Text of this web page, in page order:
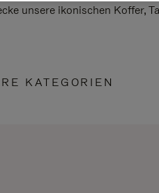
unsere ikonischen Koffer,
KATEGORIEN